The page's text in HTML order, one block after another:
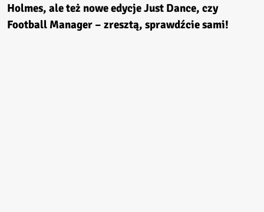
Holmes, ale też nowe edycje Just Dance, czy
Football Manager – zresztą, sprawdźcie sami!